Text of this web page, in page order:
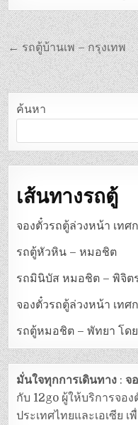
แนะแนว
เรื่อง
← รถตู้บ้านเพ – กรุงเทพ
ค้นหา
เส้นทางรถตู้
จองตั๋วรถตู้ล่วงหน้า เทศ
รถตู้หัวหิน – หมอชิต
รถมินิบัส หมอชิต – พิจิต
จองตั๋วรถตู้ล่วงหน้า เทศ
รถตู้หมอชิต – พัทยา โด
มั่นใจทุกการเดินทาง :จ
กับ 12go ผู้ให้บริการจอ
ประเทศไทยและเอเซีย